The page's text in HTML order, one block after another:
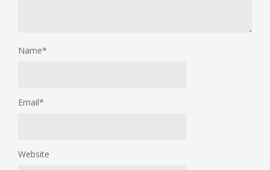
Name*
Email*
Website